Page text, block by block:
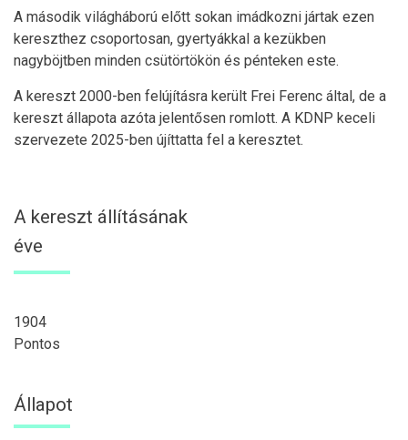
A második világháború előtt sokan imádkozni jártak ezen
kereszthez csoportosan, gyertyákkal a kezükben
nagyböjtben minden csütörtökön és pénteken este.
A kereszt 2000-ben felújításra került Frei Ferenc által, de a
kereszt állapota azóta jelentősen romlott. A KDNP keceli
szervezete 2025-ben újíttatta fel a keresztet.
A kereszt állításának
éve
1904
Pontos
Állapot